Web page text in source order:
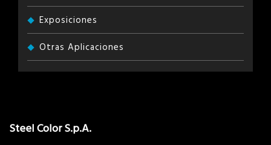
Exposiciones
Otras Aplicaciones
Steel Color S.p.A.